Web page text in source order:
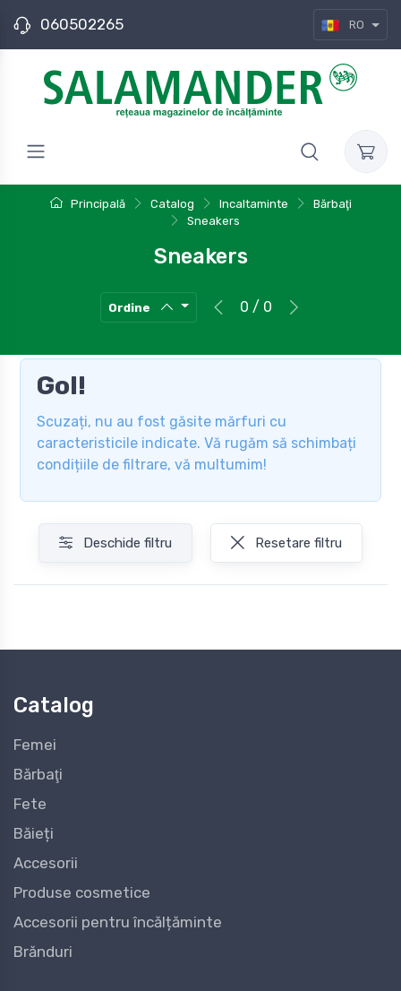
060502265 RO
Principală Catalog Incaltaminte
Bărbaţi
Sneakers
Sneakers
Ordine 0 / 0
Gol!
Scuzați, nu au fost găsite mărfuri cu
caracteristicile indicate. Vă rugăm să schimbați
condițiile de filtrare, vă multumim!
Deschide filtru Resetare filtru
Catalog
Femei
Bărbaţi
Fete
Băieți
Accesorii
Produse cosmetice
Accesorii pentru încălțăminte
Brănduri